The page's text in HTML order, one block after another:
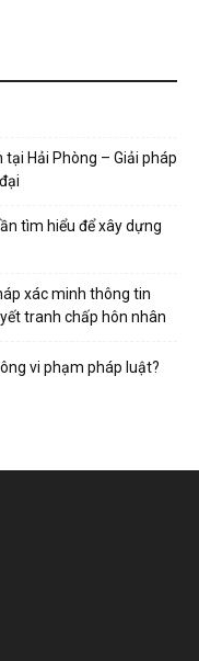
Hải Phòng – Giải pháp
tìm hiểu để xây dựng
xác minh thông tin
tranh chấp hôn nhân
vi phạm pháp luật?